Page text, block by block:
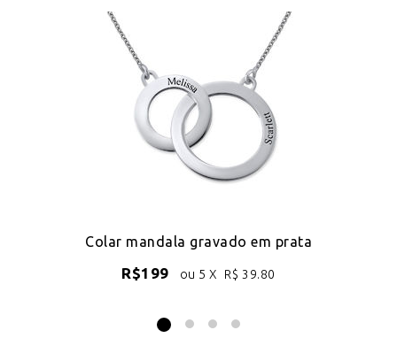
Colar mandala gravado em prata
R$199 ou 5 X R$ 39.80